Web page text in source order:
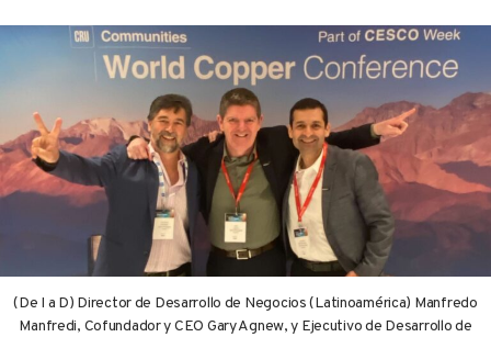
(De I a D) Director de Desarrollo de Negocios (Latinoamérica) Manfredo
Manfredi, Cofundador y CEO Gary Agnew, y Ejecutivo de Desarrollo de